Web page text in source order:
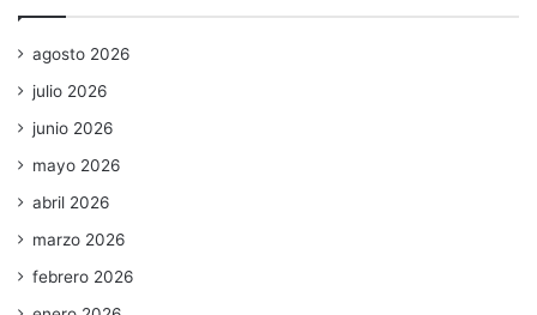
agosto 2026
julio 2026
junio 2026
mayo 2026
abril 2026
marzo 2026
febrero 2026